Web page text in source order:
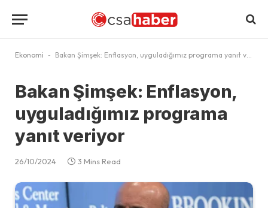
Ekonomi - Bakan Şimşek: Enflasyon, uyguladığımız programa yanıt veriyor
Bakan Şimşek: Enflasyon,
uyguladığımız programa
yanıt veriyor
26/10/2024 3 Mins Read